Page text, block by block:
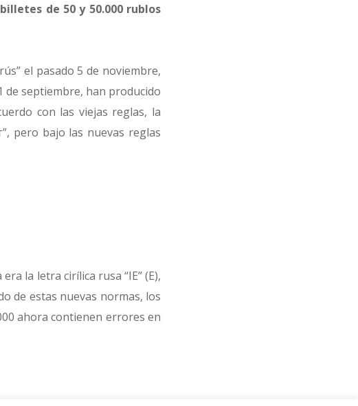
de 50 y 50.000 rublos
el pasado 5 de noviembre,
septiembre, han producido
con las viejas reglas, la
pero bajo las nuevas reglas
la letra cirílica rusa “IE” (Е),
de estas nuevas normas, los
ahora contienen errores en